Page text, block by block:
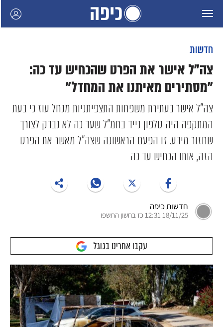
חדשות
צה"ל אישר את הפרט שהכחיש עד כה:
"מסתירים מאיתנו את המחדל"
צה"ל אישר בעתירת משפחות התצפיתניות מנחל עוז כי בעת
המתקפה היה טלפון נייד בחמ"ל שעד כה לא נבדק לצורך
שחזור מידע. זו הפעם הראשונה שצה"ל מאשר את הפרט
הזה, אותו הכחיש עד כה
חדשות כיפה
18/11/25 12:31 כז בחשון התשפו
עקבו אחרינו בגוגל